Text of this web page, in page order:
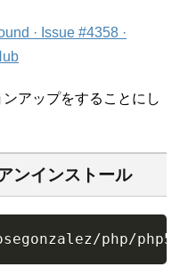
· Issue #4358 ·
アップをすることにし
ンインストール
php/